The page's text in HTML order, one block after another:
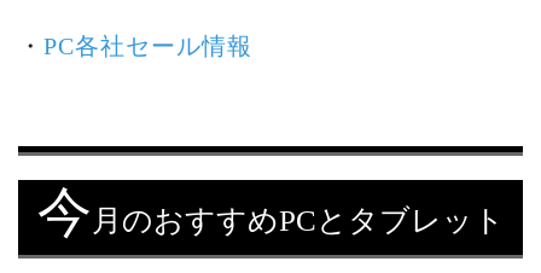
・ PC各社セール情報
今 月のおすすめPCとタブレット